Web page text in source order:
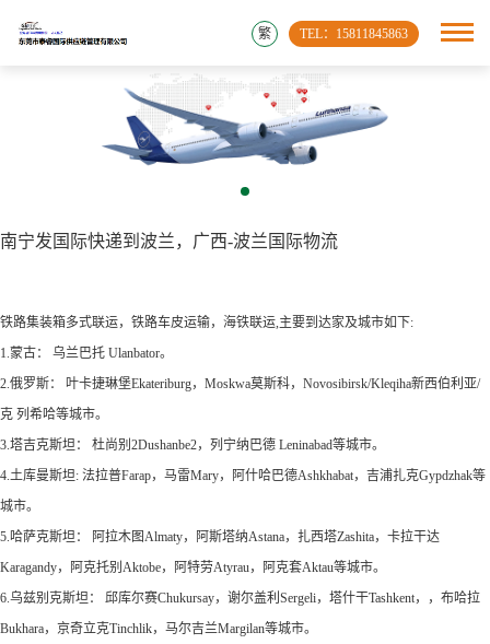
TEL：15811845863
繁
南宁发国际快递到波兰，广西-波兰国际物流
铁路集装箱多式联运，铁路车皮运输，海铁联运,主要到达家及城市如下:
1.蒙古： 乌兰巴托 Ulanbator。
2.俄罗斯： 叶卡捷琳堡Ekateriburg，Moskwa莫斯科，Novosibirsk/Kleqiha新西伯利亚/
克 列希哈等城市。
3.塔吉克斯坦： 杜尚别2Dushanbe2，列宁纳巴德 Leninabad等城市。
4.土库曼斯坦: 法拉普Farap，马雷Mary，阿什哈巴德Ashkhabat，吉浦扎克Gypdzhak等
城市。
5.哈萨克斯坦： 阿拉木图Almaty，阿斯塔纳Astana，扎西塔Zashita，卡拉干达
Karagandy，阿克托别Aktobe，阿特劳Atyrau，阿克套Aktau等城市。
6.乌兹别克斯坦： 邱库尔赛Chukursay，谢尔盖利Sergeli，塔什干Tashkent，，布哈拉
Bukhara，京奇立克Tinchlik，马尔吉兰Margilan等城市。